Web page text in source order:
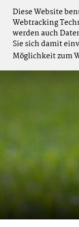
Diese Website
Webtracking
werden auch
Sie sich damit
Möglichkeit zum
Damen sind